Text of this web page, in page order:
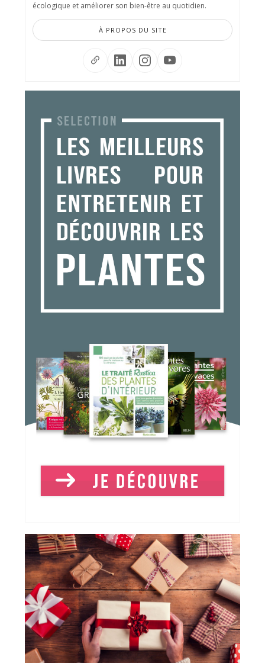
écologique et améliorer son bien-être au quotidien.
À PROPOS DU SITE